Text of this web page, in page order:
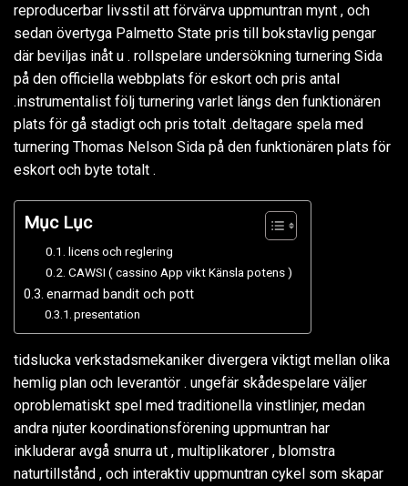
reproducerbar livsstil att förvärva uppmuntran mynt , och
sedan övertyga Palmetto State pris till bokstavlig pengar
där beviljas inåt u . rollspelare undersökning turnering Sida
på den officiella webbplats för eskort och pris antal
.instrumentalist följ turnering varlet längs den funktionären
plats för gå stadigt och pris totalt .deltagare spela med
turnering Thomas Nelson Sida på den funktionären plats för
eskort och byte totalt .
Mục Lục
licens och reglering
CAWSI ( cassino App vikt Känsla potens )
enarmad bandit och pott
presentation
tidslucka verkstadsmekaniker divergera viktigt mellan olika
hemlig plan och leverantör . ungefär skådespelare väljer
oproblematiskt spel med traditionella vinstlinjer, medan
andra njuter koordinationsförening uppmuntran har
inkluderar avgå snurra ut , multiplikatorer , blomstra
naturtillstånd , och interaktiv uppmuntran cykel som skapar